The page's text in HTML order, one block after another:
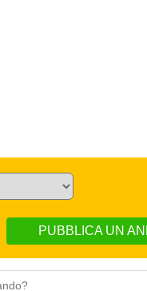
PUBBLICA UN